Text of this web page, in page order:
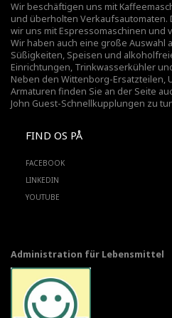
Wir beschäftigen uns mit
und überholten Verkaufsautomaten.
wir uns mit Espressomaschinen und
Wir haben auch eine große Auswahl
Süßigkeiten, Speisen und
Einrichtungen, Trinkwasserkühler
Neben den Wittenborg-Ersatzteilen,
Armaturen finden Sie an der Seite
John Guest-Schnellkupplungen zu
FIND OS PÅ
FACEBOOK
LINKEDIN
YOUTUBE
Administration für Lebensmittel